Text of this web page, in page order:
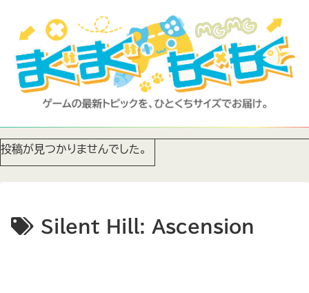
投稿が見つかりませんでした。
Silent Hill: Ascension